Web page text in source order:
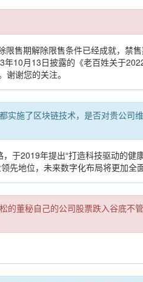
售期解除限售条件已经成就，禁
10月13日披露的《老百姓关于
谢您的关注。
施了区块链技术，是否对贵公司
于2019年提出“打造科技驱动的健
先地位，未来数字化布局将更加全
董秘自己的公司股票跌入谷底不